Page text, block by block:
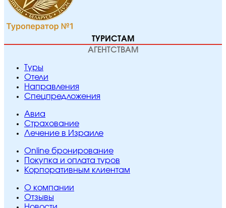
ТУРИСТАМ
АГЕНТСТВАМ
Туры
Отели
Направления
Спецпредложения
Авиа
Страхование
Лечение в Израиле
Online бронирование
Покупка и оплата туров
Корпоративным клиентам
O компании
Отзывы